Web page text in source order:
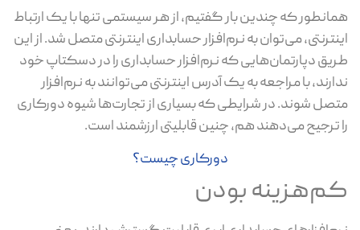
همانطور که چندین بار گفتیم، از هر سیستمی تنها با یک ارتباط
اینترنتی، می‌توان به نرم‌افزار حسابداری اینترنتی متصل شد. از این
طریق دپارتمان‌هایی که نرم‌افزار حسابداری را در دسکتاپ خود
ندارند، با مراجعه به یک آدرس اینترنتی می‌توانند به نرم‌افزار
متصل شوند. در شرایطی که بسیاری از تجارت‌ها شیوه دورکاری
را ترجیح می‌دهند هم، چنین قابلیتی ارزشمند است.
دورکاری چیست؟
کم‌هزینه بودن